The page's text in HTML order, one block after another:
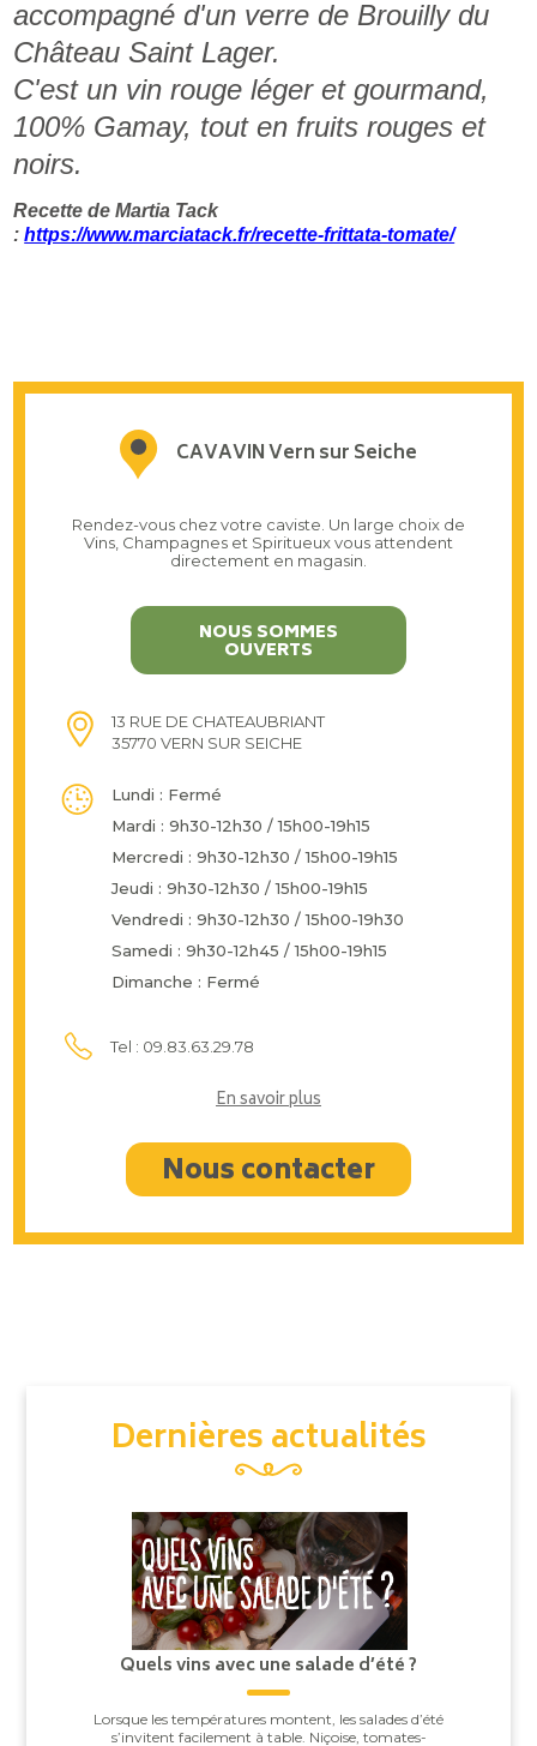
accompagné d'un verre de Brouilly du
Château Saint Lager.
C'est un vin rouge léger et gourmand,
100% Gamay, tout en fruits rouges et
noirs.
Recette de Martia Tack
:https://www.marciatack.fr/recette-frittata-tomate/
CAVAVIN Vern sur Seiche
Rendez-vous chez votre caviste. Un large choix de
Vins, Champagnes et Spiritueux vous attendent
directement en magasin.
NOUS SOMMES
OUVERTS
13 RUE DE CHATEAUBRIANT
35770 VERN SUR SEICHE
Lundi : Fermé
Mardi : 9h30-12h30 / 15h00-19h15
Mercredi : 9h30-12h30 / 15h00-19h15
Jeudi : 9h30-12h30 / 15h00-19h15
Vendredi : 9h30-12h30 / 15h00-19h30
Samedi : 9h30-12h45 / 15h00-19h15
Dimanche : Fermé
Tel : 09.83.63.29.78
En savoir plus
Nous contacter
Dernières actualités
Quels vins avec une salade d’été ?
Lorsque les températures montent, les salades d’été
s’invitent facilement à table. Niçoise, tomates-